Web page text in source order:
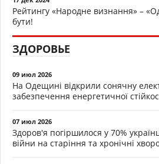
Рейтингу «Народне визнання» –
бути!
ЗДОРОВЬЕ
09 июл 2026
На Одещині відкрили сонячну
забезпечення енергетичної
07 июл 2026
Здоров'я погіршилося у 70%
війни на старіння та хронічні